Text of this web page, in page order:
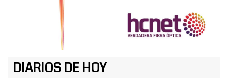
DIARIOS DE HOY